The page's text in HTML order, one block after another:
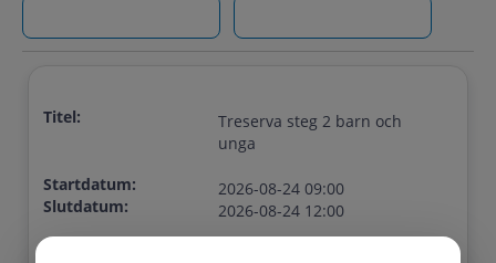
Titel:
Treserva steg 2 barn och
unga
Startdatum:
Slutdatum:
2026-08-24 09:00
2026-08-24 12:00